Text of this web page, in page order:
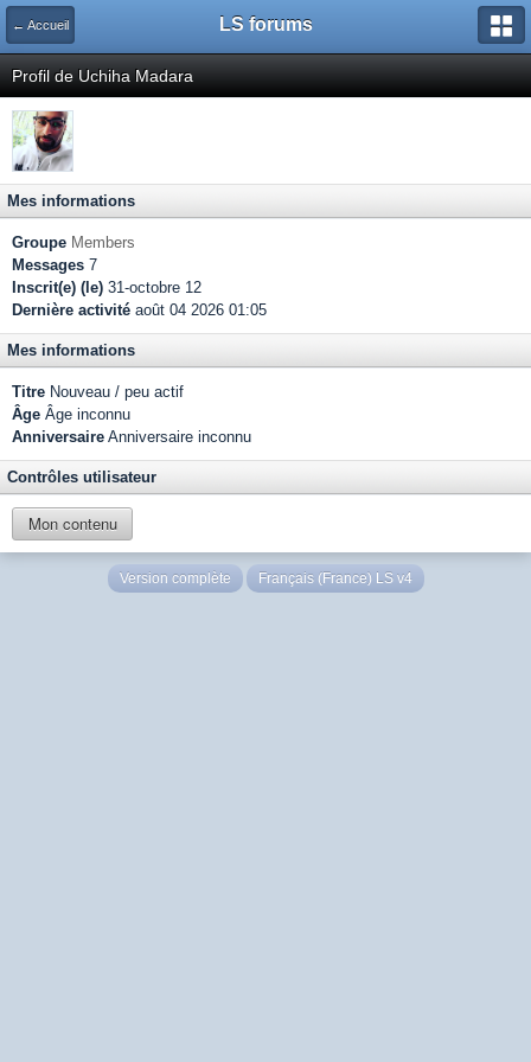
← Accueil LS forums
Profil de Uchiha Madara
Mes informations
Groupe Members
Messages 7
Inscrit(e) (le) 31-octobre 12
Dernière activité août 04 2026 01:05
Mes informations
Titre Nouveau / peu actif
Âge Âge inconnu
Anniversaire Anniversaire inconnu
Contrôles utilisateur
Mon contenu
Version complète Français (France) LS v4